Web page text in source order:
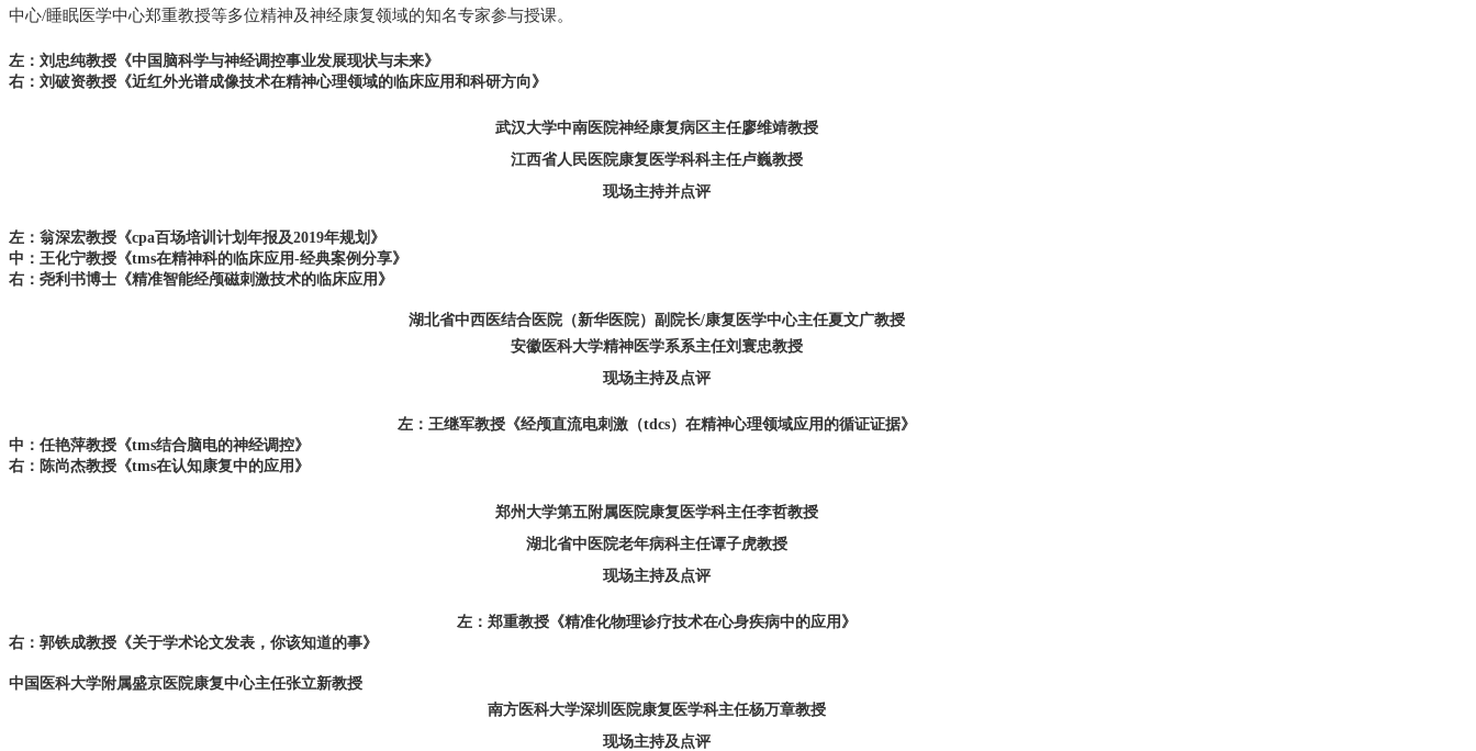
中心/睡眠医学中心郑重教授等多位精神及神经康复领域的知名专家参与授课。
左：刘忠纯教授《中国脑科学与神经调控事业发展现状与未来》
右：刘破资教授《近红外光谱成像技术在精神心理领域的临床应用和科研方向》
武汉大学中南医院神经康复病区主任廖维靖教授
江西省人民医院康复医学科科主任卢巍教授
现场主持并点评
左：翁深宏教授《cpa百场培训计划年报及2019年规划》
中：王化宁教授《tms在精神科的临床应用-经典案例分享》
右：尧利书博士《精准智能经颅磁刺激技术的临床应用》
湖北省中西医结合医院（新华医院）副院长/康复医学中心主任夏文广教授
安徽医科大学精神医学系系主任刘寰忠教授
现场主持及点评
左：王继军教授《经颅直流电刺激（tdcs）在精神心理领域应用的循证证据》
中：任艳萍教授《tms结合脑电的神经调控》
右：陈尚杰教授《tms在认知康复中的应用》
郑州大学第五附属医院康复医学科主任李哲教授
湖北省中医院老年病科主任谭子虎教授
现场主持及点评
左：郑重教授《精准化物理诊疗技术在心身疾病中的应用》
右：郭铁成教授《关于学术论文发表，你该知道的事》
中国医科大学附属盛京医院康复中心主任张立新教授
南方医科大学深圳医院康复医学科主任杨万章教授
现场主持及点评